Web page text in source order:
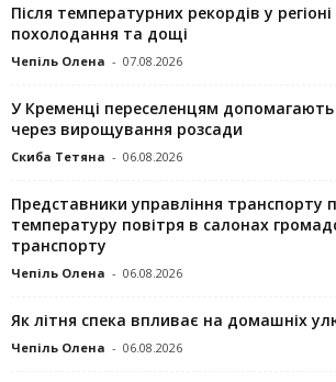
Після температурних рекордів у
похолодання та дощі
Чепіль Олена - 07.08.2026
У Кременці переселенцям
через вирощування розсади
Скиба Тетяна - 06.08.2026
Представники управління транспорту
температуру повітря в салонах
транспорту
Чепіль Олена - 06.08.2026
Як літня спека впливає на домашніх
Чепіль Олена - 06.08.2026